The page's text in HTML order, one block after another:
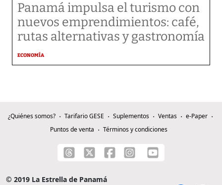
Panamá impulsa el turismo con
nuevos emprendimientos: café,
rutas alternativas y gastronomía
ECONOMÍA
¿Quiénes somos? Tarifario GESE Suplementos Ventas
e-Paper
Puntos de venta
Términos y condiciones
© 2019 La Estrella de Panamá